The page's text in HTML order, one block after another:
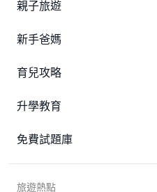
親子旅遊
新手爸媽
育兒攻略
升學教育
免費試題庫
旅遊熱點